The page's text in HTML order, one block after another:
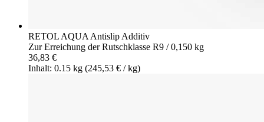
RETOL AQUA Antislip Additiv
Zur Erreichung der Rutschklasse R9 / 0,150 kg
36,83 €
Inhalt: 0.15 kg (245,53 € / kg)